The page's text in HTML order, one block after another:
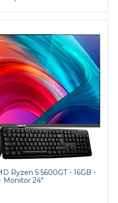
Ryzen 5 5600GT - 16GB -
Monitor 24"